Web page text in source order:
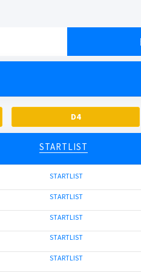
D4
STARTLIST
STARTLIST
STARTLIST
STARTLIST
STARTLIST
STARTLIST